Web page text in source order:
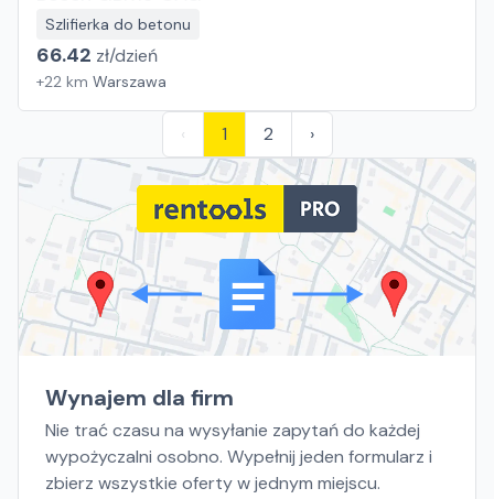
Szlifierka do betonu
66.42 zł/dzień
+22 km Warszawa
‹ 1 2 ›
Wynajem dla firm
Nie trać czasu na wysyłanie zapytań do każdej
wypożyczalni osobno. Wypełnij jeden formularz i
zbierz wszystkie oferty w jednym miejscu.